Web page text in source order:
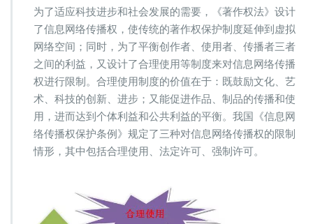
知
产
律
师：
信
息
网
络
传
播
权
之
使
用
为了适应科技进步和社会发展的需要，《著作权法》设计
了信息网络传播权，使传统的著作权保护制度延伸到虚拟
网络空间；同时，为了平衡创作者、使用者、传播者三者
之间的利益，又设计了合理使用等制度来对信息网络传播
权进行限制。合理使用制度的价值在于：既鼓励文化、艺
术、科技的创新、进步；又能促进作品、制品的传播和使
用，进而达到个体利益和公共利益的平衡。我国《信息网
络传播权保护条例》规定了三种对信息网络传播权的限制
情形，其中包括合理使用、法定许可、强制许可。